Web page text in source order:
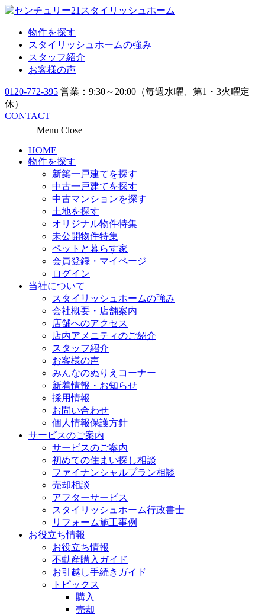
物件を探す
スタイリッシュホームの強み
スタッフ紹介
お客様の声
0120-772-395 営業：9:30～20:00（毎週水曜、第1・3火曜定
休）
CONTACT
Menu Close
HOME
物件を探す
新築一戸建てを探す
中古一戸建てを探す
中古マンションを探す
土地を探す
オリジナル物件特集
未公開物件特集
ペットと暮らす家
会員登録・マイページ
ログイン
当社について
スタイリッシュホームの強み
会社概要・店舗案内
店舗へのアクセス
店内アメニティのご紹介
スタッフ紹介
お客様の声
みんなのぬりえコーナー
新着情報・お知らせ
採用情報
お問い合わせ
個人情報保護方針
サービスのご案内
サービスのご案内
初めての住まい探し相談
ファイナンシャルプラン相談
売却相談
アフターサービス
スタイリッシュホーム行政書士
リフォーム施工事例
お役立ち情報
お役立ち情報
不動産購入ガイド
お引越し手続きガイド
トピックス
購入
売却